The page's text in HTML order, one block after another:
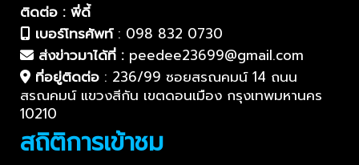
ติดต่อ : พี่ดี้
เบอร์โทรศัพท์: 098 832 0730
ส่งข่าวมาได้ที่ : peedee23699@gmail.com
ที่อยู่ติดต่อ : 236/99 ซอยสรณคมน์ 14 ถนน
สรณคมน์ แขวงสีกัน เขตดอนเมือง กรุงเทพมหานคร
10210
สถิติการเข้าชม